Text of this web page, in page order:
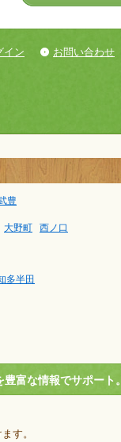
イン
お問い合わせ
豊
大野町 西ノ口
多半田
富な情報でサポート。
す。